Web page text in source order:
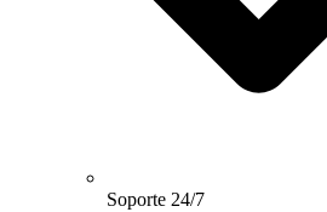
Soporte 24/7